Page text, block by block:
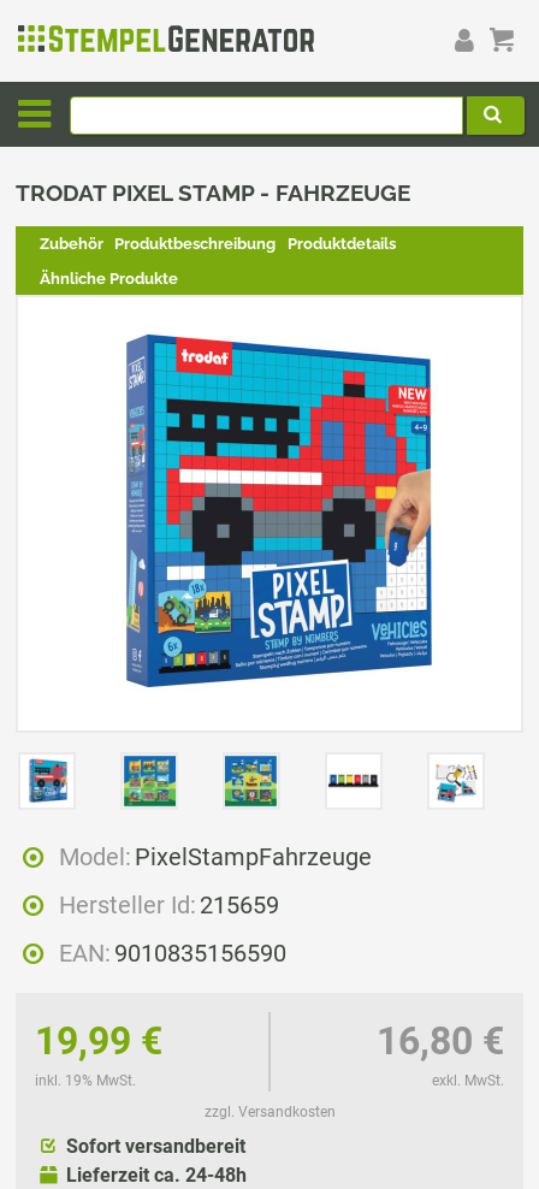
TRODAT PIXEL STAMP - FAHRZEUGE
Zubehör Produktbeschreibung
Produktdetails
Ähnliche Produkte
Model: PixelStampFahrzeuge
Hersteller Id: 215659
EAN: 9010835156590
19,99 €
inkl. 19% MwSt.
16,80 €
exkl. MwSt.
zzgl. Versandkosten
Sofort versandbereit
Lieferzeit ca. 24-48h